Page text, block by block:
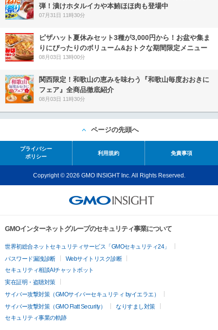
弾！漬けホタルイカや本鮪ほほ肉も登場中
07月31日 11時30分
ピザハット夏休みセット3種が3,000円から！お盆や集ま
りにぴったりのボリューム&おトクな期間限定メニュー
08月03日 13時00分
関西限定！和歌山の恵みを味わう『和歌山毎度おおきに
フェア』全商品徹底紹介
08月03日 11時30分
ページの先頭へ
プライバシー
ポリシー
利用規約 免責事項
Copyright © 2026 GMO INSIGHT Inc. All Rights Reserved.
GMOインターネットグループのセキュリティ事業について
世界初総合ネットセキュリティサービス「GMOセキュリティ24」
パスワード漏洩診断
Webサイトリスク診断
セキュリティ相談AIチャットボット
実在証明・盗聴対策
サイバー攻撃対策（GMOサイバーセキュリティ byイエラエ）
サイバー攻撃対策（GMO Flatt Security）
なりすまし対策
セキュリティ事業の軌跡